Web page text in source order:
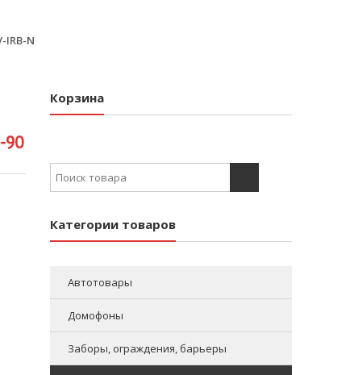
IRB-N
90
Корзина
Search for:
Категории товаров
Автотовары
Домофоны
Заборы, ограждения, барьеры